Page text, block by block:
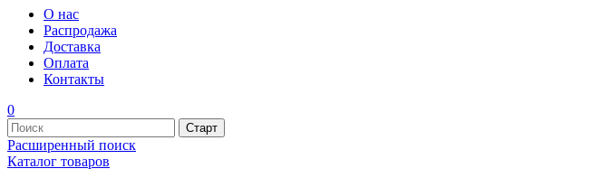
О нас
Распродажа
Доставка
Оплата
Контакты
0
Расширенный поиск
Каталог товаров